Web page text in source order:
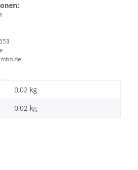
0,02 kg
0,02 kg